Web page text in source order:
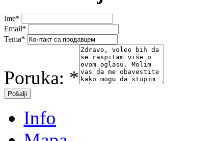
Ime*
Email*
Tema*
Poruka: *
Info